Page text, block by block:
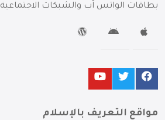
بطاقات الواتس آب والشبكات الاجتماعية
مواقع التعريف بالإسلام